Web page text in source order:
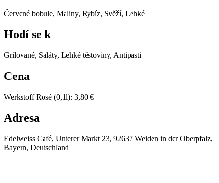
Červené bobule, Maliny, Rybíz, Svěží, Lehké
Hodí se k
Grilované, Saláty, Lehké těstoviny, Antipasti
Cena
Werkstoff Rosé (0,1l): 3,80 €
Adresa
Edelweiss Café, Unterer Markt 23, 92637 Weiden in der Oberpfalz,
Bayern, Deutschland